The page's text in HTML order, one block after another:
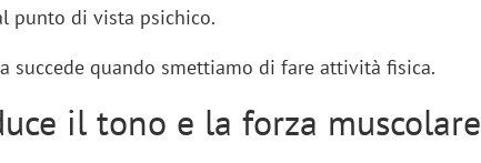
punto di vista psichico.
succede quando smettiamo di fare attività fisica.
il tono e la forza muscolare